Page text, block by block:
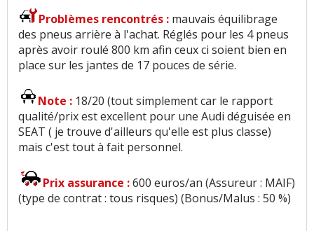
Résistance peinture:1 aime
Equipement:11aiment 1n'aime pas
Fiabilité:36 aiment n'aiment pas
Service après vente:3aiment
Problèmes rencontrés : mauvais équilibrage
des pneus arrière à l'achat. Réglés pour les 4 pneus
après avoir roulé 800 km afin ceux ci soient bien en
place sur les jantes de 17 pouces de série.
Note : 18/20 (tout simplement car le rapport
qualité/prix est excellent pour une Audi déguisée en
SEAT ( je trouve d'ailleurs qu'elle est plus classe)
mais c'est tout à fait personnel.
Prix assurance :600 euros/an (Assureur : MAIF)
(type de contrat : tous risques) (Bonus/Malus : 50 %)